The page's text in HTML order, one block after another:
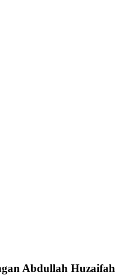
Abdullah Huzaifah